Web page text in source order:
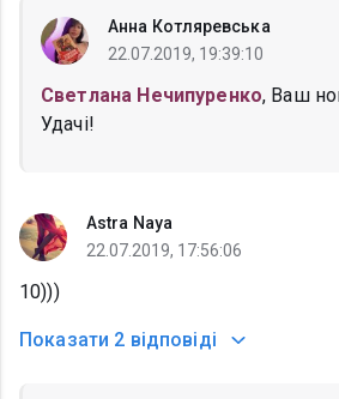
Анна Котляревська
22.07.2019, 19:39:10
Светлана Нечипуренко, Ваш
Удачі!
Astra Naya
22.07.2019, 17:56:06
10)))
Показати 2 відповіді